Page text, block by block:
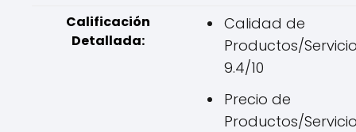
Calificación
Detallada:
Calidad de
Productos/
9.4/10
Precio de
Productos/